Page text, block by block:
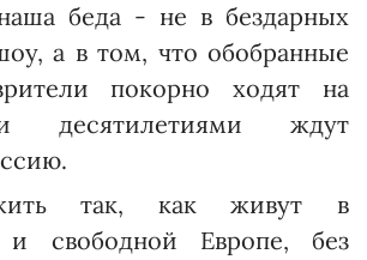
беда - не в бездарных
а в том, что обобранные
покорно ходят на
десятилетиями ждут
так, как живут в
и свободной Европе, без